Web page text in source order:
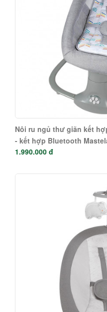
Nôi ru ngủ thư giãn kết
- kết hợp Bluetooth
1.990.000 đ